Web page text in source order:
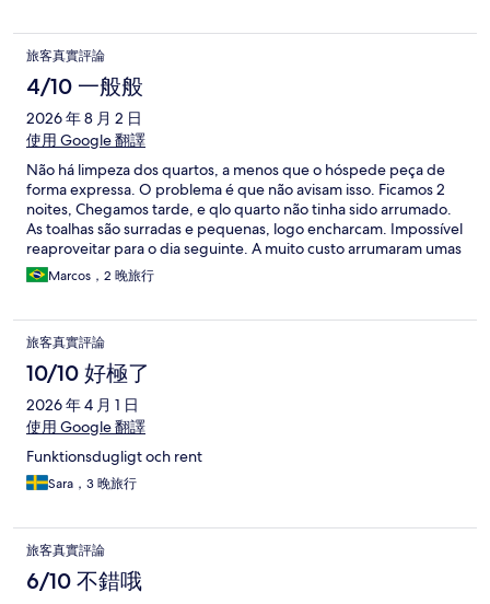
旅客真實評論
4/10 一般般
2026 年 8 月 2 日
使用 Google 翻譯
Não há limpeza dos quartos, a menos que o hóspede peça de
forma expressa. O problema é que não avisam isso. Ficamos 2
noites, Chegamos tarde, e qlo quarto não tinha sido arrumado.
As toalhas são surradas e pequenas, logo encharcam. Impossível
reaproveitar para o dia seguinte. A muito custo arrumaram umas
toalhas secas, após a recepcionista reclamar e mostrar um papel
dizendo q a arrumação só ocorreria em estadias extensas. Café
mexido misturado com algo semelhante a
leite...estacionamento 25 euros por dia. Maioria dos hóspedes
deixa na rua, mas quando chegamos não tinha vaga, então
pagamos o valor pedido, aparentemente alto para a localização
tanto q estava vazio.
Marcos，2 晚旅行
旅客真實評論
10/10 好極了
2026 年 4 月 1 日
使用 Google 翻譯
Funktionsdugligt och rent
Sara，3 晚旅行
旅客真實評論
6/10 不錯哦